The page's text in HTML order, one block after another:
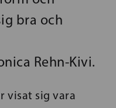
bra och
Rehn-Kivi.
visat sig vara